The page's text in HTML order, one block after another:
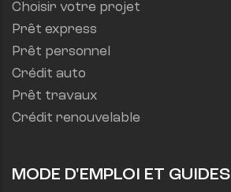
Choisir votre projet
Prêt express
Prêt personnel
Crédit auto
Prêt travaux
Crédit renouvelable
MODE D'EMPLOI ET GUIDES